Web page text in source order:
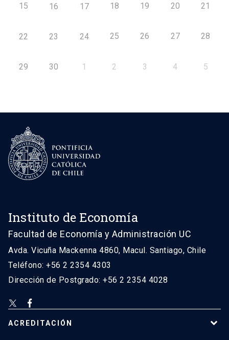
15 16 17 18 19 20 21
22 23 24 25 26 27 28
29 30 1 2 3 4 5
Instituto de Economía
Facultad de Economía y Administración UC
Avda. Vicuña Mackenna 4860, Macul. Santiago, Chile
Teléfono: +56 2 2354 4303
Dirección de Postgrado: +56 2 2354 4028
ACREDITACIÓN